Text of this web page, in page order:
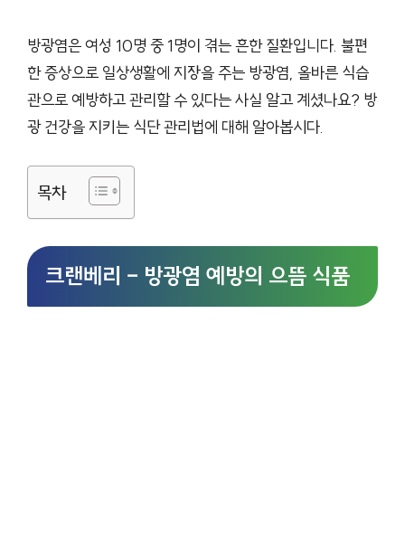
방광염은 여성 10명 중 1명이 겪는 흔한 질환입니다. 불편
한 증상으로 일상생활에 지장을 주는 방광염, 올바른 식습
관으로 예방하고 관리할 수 있다는 사실 알고 계셨나요? 방
광 건강을 지키는 식단 관리법에 대해 알아봅시다.
목차
크랜베리 – 방광염 예방의 으뜸 식품